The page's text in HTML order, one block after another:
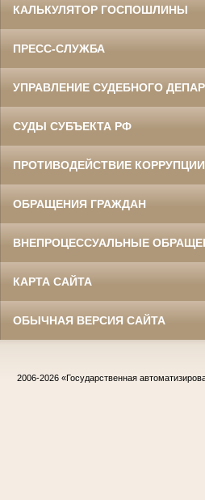
КАЛЬКУЛЯТОР ГОСПОШЛИНЫ
ПРЕСС-СЛУЖБА
УПРАВЛЕНИЕ СУДЕБНОГО
СУДЫ СУБЪЕКТА РФ
ПРОТИВОДЕЙСТВИЕ КОРРУПЦИИ
ОБРАЩЕНИЯ ГРАЖДАН
ВНЕПРОЦЕССУАЛЬНЫЕ
КАРТА САЙТА
ОБЫЧНАЯ ВЕРСИЯ САЙТА
2006-2026 «Государственная